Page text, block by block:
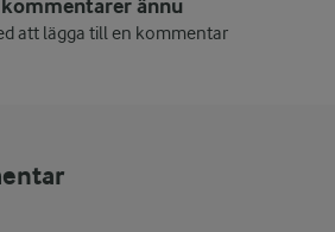
kommentarer ännu
att lägga till en kommentar